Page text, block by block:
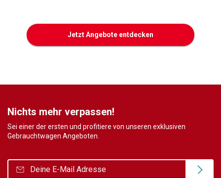
Jetzt Angebote entdecken
Nichts mehr verpassen!
Sei einer der ersten und profitiere von unseren exklusiven
Gebrauchtwagen Angeboten.